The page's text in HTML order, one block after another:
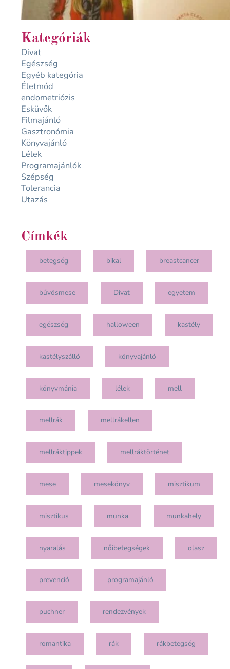
Kategóriák
Divat
Egészség
Egyéb kategória
Életmód
endometriózis
Esküvők
Filmajánló
Gasztronómia
Könyvajánló
Lélek
Programajánlók
Szépség
Tolerancia
Utazás
Címkék
betegség bikal breastcancer
bűvösmese Divat egyetem
egészség halloween kastély
kastélyszálló könyvajánló
könyvmánia lélek mell
mellrák mellrákellen
mellráktippek mellráktörténet
mese mesekönyv misztikum
misztikus munka munkahely
nyaralás nőibetegségek olasz
prevenció programajánló
puchner rendezvények
romantika rák rákbetegség